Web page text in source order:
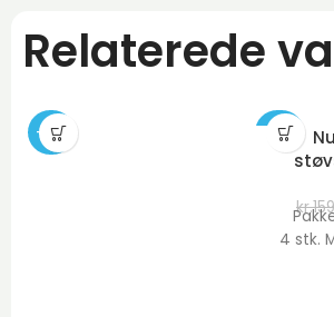
Relaterede
-36% -24%
kr.
4 stk.